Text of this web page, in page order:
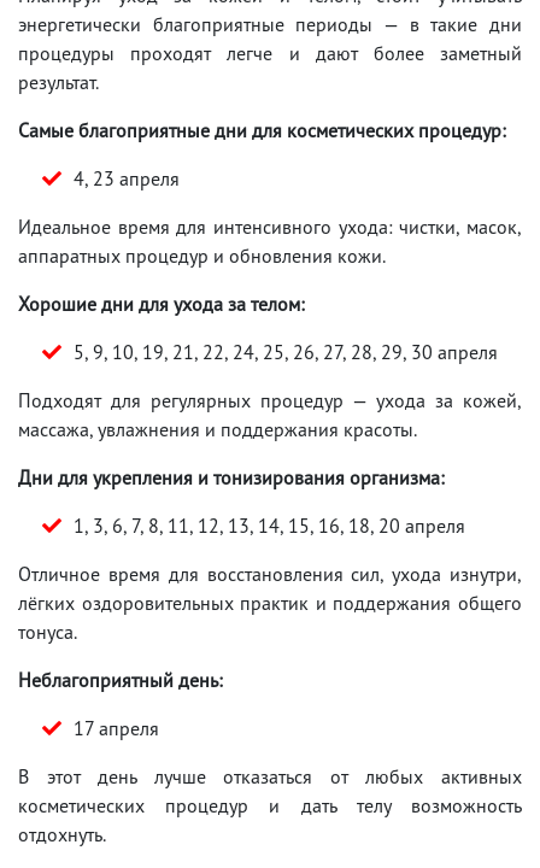
энергетически благоприятные периоды — в такие дни
процедуры проходят легче и дают более заметный
результат.
Самые благоприятные дни для косметических процедур:
4, 23 апреля
Идеальное время для интенсивного ухода: чистки, масок,
аппаратных процедур и обновления кожи.
Хорошие дни для ухода за телом:
5, 9, 10, 19, 21, 22, 24, 25, 26, 27, 28, 29, 30 апреля
Подходят для регулярных процедур — ухода за кожей,
массажа, увлажнения и поддержания красоты.
Дни для укрепления и тонизирования организма:
1, 3, 6, 7, 8, 11, 12, 13, 14, 15, 16, 18, 20 апреля
Отличное время для восстановления сил, ухода изнутри,
лёгких оздоровительных практик и поддержания общего
тонуса.
Неблагоприятный день:
17 апреля
В этот день лучше отказаться от любых активных
косметических процедур и дать телу возможность
отдохнуть.